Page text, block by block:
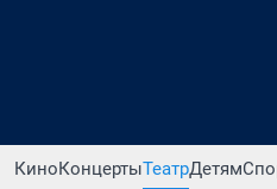
КиноКонцертыТеатрДетям